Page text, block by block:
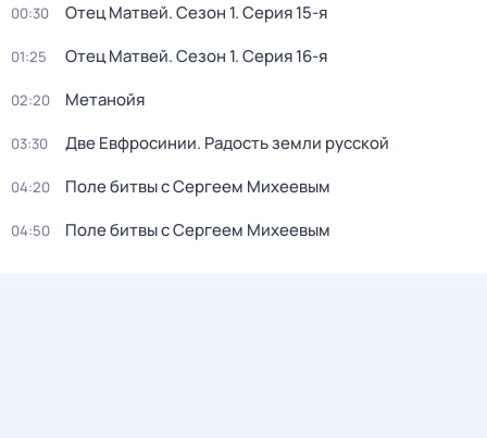
00:30 Отец Матвей. Сезон 1. Серия 15-я
01:25 Отец Матвей. Сезон 1. Серия 16-я
02:20 Метанойя
03:30 Две Евфросинии. Радость земли русской
04:20 Поле битвы c Сергеем Mихеевым
04:50 Поле битвы c Сергеем Mихеевым